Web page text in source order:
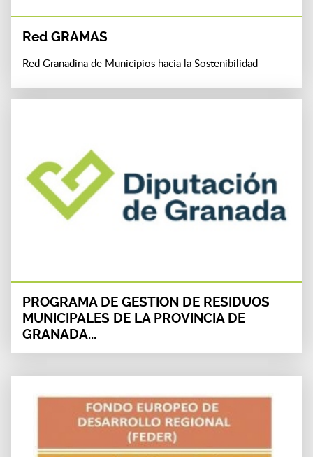
Red GRAMAS
Red Granadina de Municipios hacia la Sostenibilidad
PROGRAMA DE GESTION DE RESIDUOS
MUNICIPALES DE LA PROVINCIA DE
GRANADA...